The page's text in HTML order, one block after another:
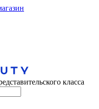
класса